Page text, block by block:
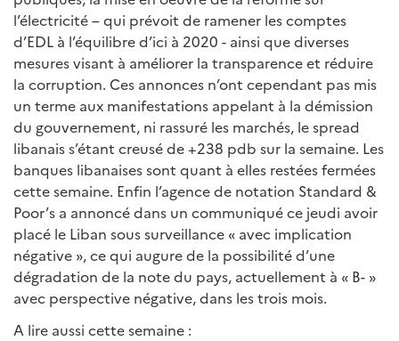
l’électricité – qui prévoit de ramener les comptes
d’EDL à l’équilibre d’ici à 2020 - ainsi que diverses
mesures visant à améliorer la transparence et réduire
la corruption. Ces annonces n’ont cependant pas mis
un terme aux manifestations appelant à la démission
du gouvernement, ni rassuré les marchés, le spread
libanais s’étant creusé de +238 pdb sur la semaine. Les
banques libanaises sont quant à elles restées fermées
cette semaine. Enfin l’agence de notation Standard &
Poor’s a annoncé dans un communiqué ce jeudi avoir
placé le Liban sous surveillance « avec implication
négative », ce qui augure de la possibilité d’une
dégradation de la note du pays, actuellement à « B- »
avec perspective négative, dans les trois mois.
A lire aussi cette semaine :